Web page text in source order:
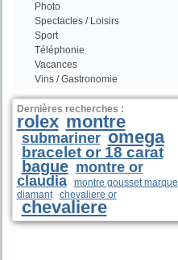
Photo
Spectacles / Loisirs
Sport
Téléphonie
Vacances
Vins / Gastronomie
Dernières recherches :
rolex montre
submariner omega
bracelet or 18 carat
bague montre or
claudia
montre gousset marque
diamant
chevaliere or
chevaliere